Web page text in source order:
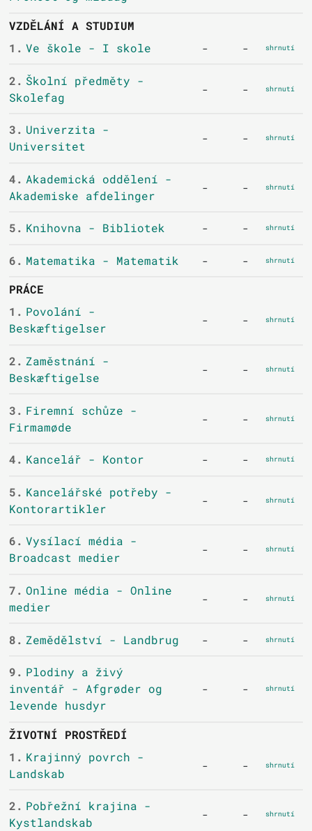
VZDĚLÁNÍ A STUDIUM
1. Ve škole - I skole - - shrnutí
2. Školní předměty -
Skolefag
- - shrnutí
3. Univerzita -
Universitet
- - shrnutí
4. Akademická oddělení -
Akademiske afdelinger
- - shrnutí
5. Knihovna - Bibliotek - - shrnutí
6. Matematika - Matematik - - shrnutí
PRÁCE
1. Povolání -
Beskæftigelser
- - shrnutí
2. Zaměstnání -
Beskæftigelse
- - shrnutí
3. Firemní schůze -
Firmamøde
- - shrnutí
4. Kancelář - Kontor - - shrnutí
5. Kancelářské potřeby -
Kontorartikler
- - shrnutí
6. Vysílací média -
Broadcast medier
- - shrnutí
7. Online média - Online
medier
- - shrnutí
8. Zemědělství - Landbrug - - shrnutí
9. Plodiny a živý
inventář - Afgrøder og
levende husdyr
- - shrnutí
ŽIVOTNÍ PROSTŘEDÍ
1. Krajinný povrch -
Landskab
- - shrnutí
2. Pobřežní krajina -
Kystlandskab
- - shrnutí